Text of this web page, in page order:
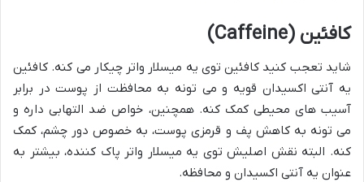
کافئین (Caffeine)
شاید تعجب کنید کافئین توی یه میسلار واتر چیکار می کنه. کافئین
یه آنتی اکسیدان قویه و می تونه به محافظت از پوست در برابر
آسیب های محیطی کمک کنه. همچنین، خواص ضد التهابی داره و
می تونه به کاهش پف و قرمزی پوست، به خصوص دور چشم، کمک
کنه. البته نقش اصلیش توی یه میسلار واتر پاک کننده، بیشتر به
عنوان یه آنتی اکسیدان و محافظه.